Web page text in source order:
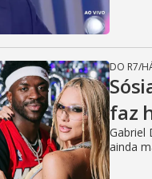
DO R7/
faz
Gabriel
ainda